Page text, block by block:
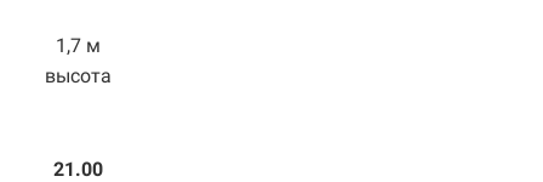
1,7 м
высота
21.00